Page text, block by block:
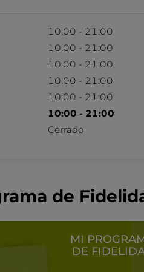
10:00 - 21:00
10:00 - 21:00
10:00 - 21:00
10:00 - 21:00
10:00 - 21:00
10:00 - 21:00
Cerrado
de
MI
DE